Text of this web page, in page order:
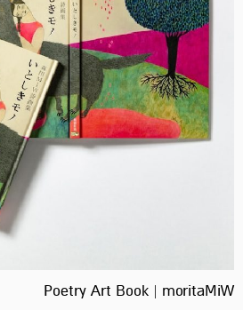
Poetry Art Book | moritaMiW